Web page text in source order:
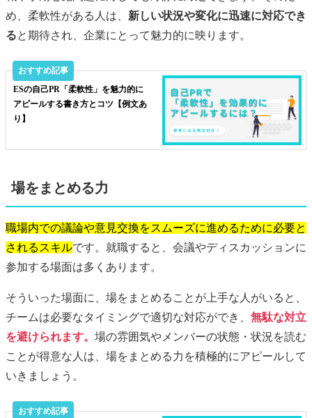
め、柔軟性がある人は、 新しい状況や変化に迅速に対応でき
ると期待され、企業にとって魅力的に映ります。
ESの自己PR「柔軟性」を魅力的に
アピールする書き方とコツ【例文あ
り】
場をまとめる力
職場内での議論や意見交換をスムーズに進めるために必要と
されるスキルです。就職すると、会議やディスカッションに
参加する場面は多くあります。
そういった場面に、場をまとめることが上手な人がいると、
チームは必要なタイミングで適切な対応ができ、 無駄な対立
を避けられます。 場の雰囲気やメンバーの状態・状況を読む
ことが得意な人は、場をまとめる力を積極的にアピールして
いきましょう。